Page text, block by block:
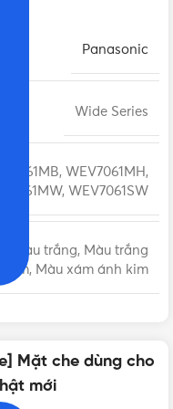
Panasonic
Wide Series
WEV7061MH,
WEV7061SW
Màu trắng, Màu trắng
kim, Màu xám ánh kim
Mặt che dùng cho
mới